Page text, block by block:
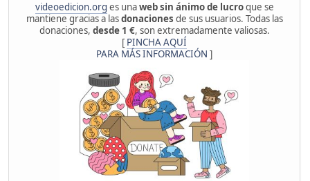
videoedicion.org es unaweb sin ánimo de lucroque se
mantiene gracias a lasdonaciones de sus usuarios. Todas las
donaciones, desde 1 €, son extremadamente valiosas.
[ PINCHA AQUÍ
PARA MÁS INFORMACIÓN ]